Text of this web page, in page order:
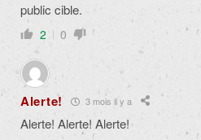
public cible.
2 0
Alerte! 3 mois il y a
Alerte! Alerte! Alerte!